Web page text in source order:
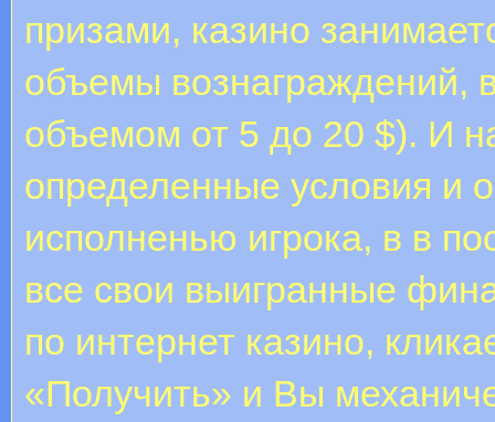
призами, казино
объемы вознаграждений,
объемом от 5 до 20 $). И
определенные условия и
исполненью игрока, в в
все свои выигранные
по интернет казино,
«Получить» и Вы